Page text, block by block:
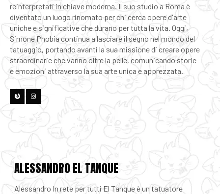
reinterpretati in chiave moderna. Il suo studio a Roma è
diventato un luogo rinomato per chi cerca opere d'arte
uniche e significative che durano per tutta la vita. Oggi,
Simone Phobia continua a lasciare il segno nel mondo del
tatuaggio, portando avanti la sua missione di creare opere
straordinarie che vanno oltre la pelle, comunicando storie
e emozioni attraverso la sua arte unica e apprezzata.
ALESSANDRO EL TANQUE
Alessandro In rete per tutti El Tanque è un tatuatore